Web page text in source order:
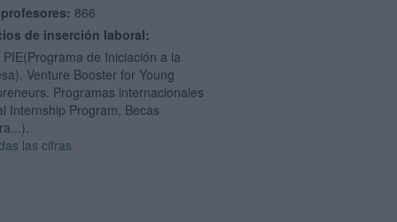
profesores: 866
de inserción laboral:
PIE(Programa de Iniciación a la
Venture Booster for Young
Programas internacionales
Internship Program, Becas
las cifras